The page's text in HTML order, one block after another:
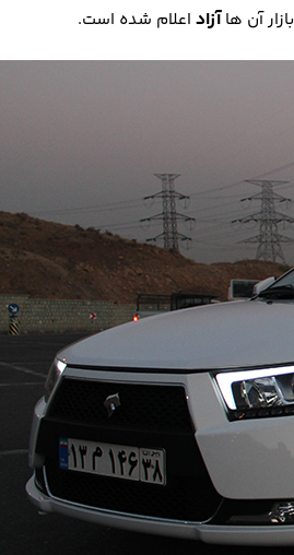
بازار آن هاآزاد اعلام شده است.